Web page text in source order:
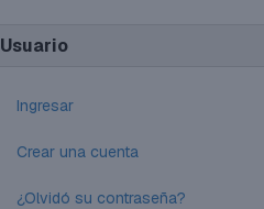
Usuario
Ingresar
Crear una cuenta
¿Olvidó su contraseña?